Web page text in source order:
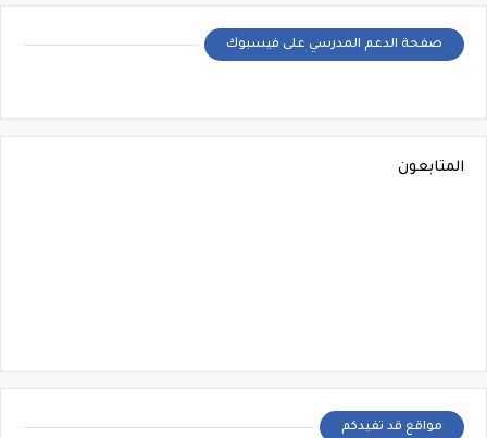
صفحة الدعم المدرسي على فيسبوك
المتابعون
مواقع قد تفيدكم